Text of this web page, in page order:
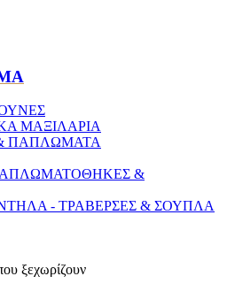
ΜΑΞΙΛΑΡΙΑ
ΠΑΠΛΩΜΑΤΑ
&
- ΤΡΑΒΕΡΣΕΣ & ΣΟΥΠΛΑ
ξεχωρίζουν